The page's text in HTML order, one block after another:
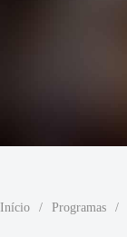
Início / Programas /